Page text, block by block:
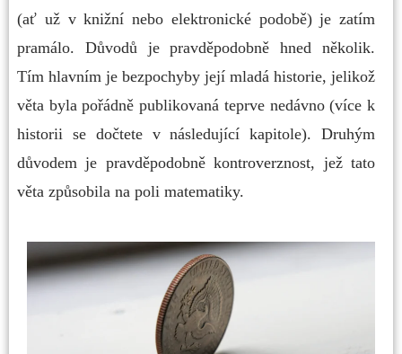
(ať už v knižní nebo elektronické podobě) je zatím
pramálo. Důvodů je pravděpodobně hned několik.
Tím hlavním je bezpochyby její mladá historie, jelikož
věta byla pořádně publikovaná teprve nedávno (více k
historii se dočtete v následující kapitole). Druhým
důvodem je pravděpodobně kontroverznost, jež tato
věta způsobila na poli matematiky.